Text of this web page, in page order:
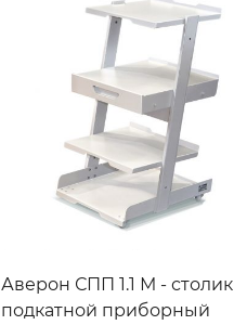
Аверон СПП 1.1 М - столик
подкатной приборный